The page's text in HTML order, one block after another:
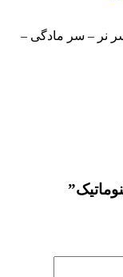
سر نر – سر مادگی –